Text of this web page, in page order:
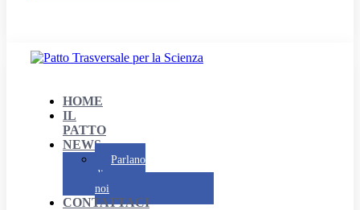
HOME
IL
PATTO
NEWS
Parlano
di
noi
CONTATTACI